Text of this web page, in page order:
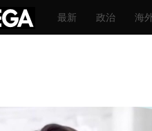
最新 政治 海